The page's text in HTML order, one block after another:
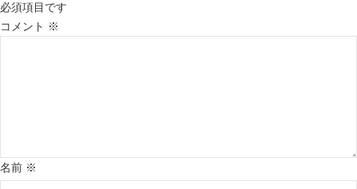
必須項目です
コメント ※
名前 ※